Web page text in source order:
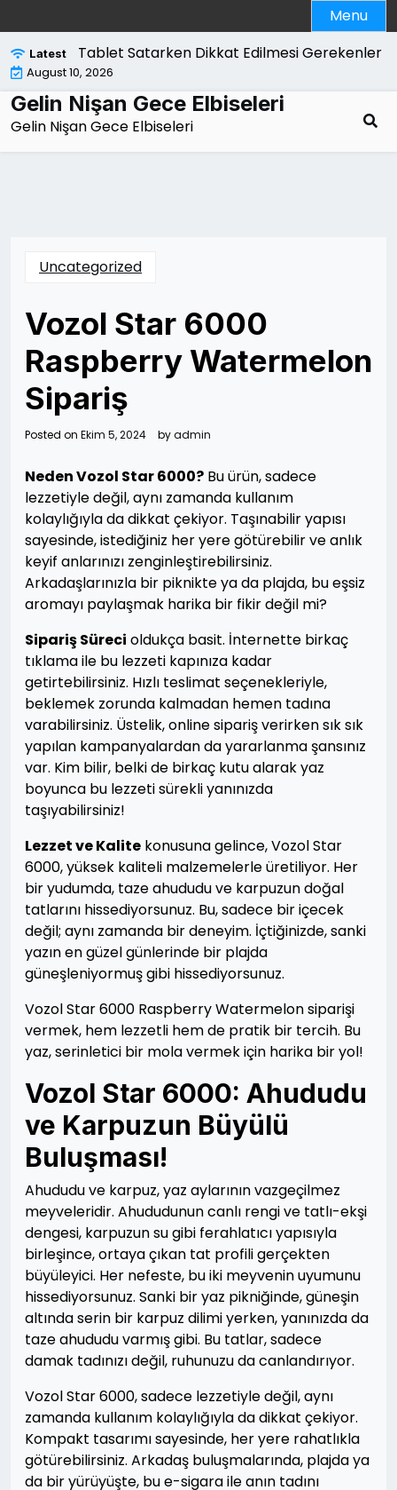
to
content
Menu
LatestTablet Satarken Dikkat Edilmesi Gerekenler |
August 10, 2026
Gelin Nişan Gece Elbiseleri
Gelin Nişan Gece Elbiseleri
Uncategorized
Vozol Star 6000
Raspberry Watermelon
Sipariş
Posted on Ekim 5, 2024 byadmin
Neden Vozol Star 6000? Bu ürün, sadece
lezzetiyle değil, aynı zamanda kullanım
kolaylığıyla da dikkat çekiyor. Taşınabilir yapısı
sayesinde, istediğiniz her yere götürebilir ve anlık
keyif anlarınızı zenginleştirebilirsiniz.
Arkadaşlarınızla bir piknikte ya da plajda, bu eşsiz
aromayı paylaşmak harika bir fikir değil mi?
Sipariş Süreci oldukça basit. İnternette birkaç
tıklama ile bu lezzeti kapınıza kadar
getirtebilirsiniz. Hızlı teslimat seçenekleriyle,
beklemek zorunda kalmadan hemen tadına
varabilirsiniz. Üstelik, online sipariş verirken sık sık
yapılan kampanyalardan da yararlanma şansınız
var. Kim bilir, belki de birkaç kutu alarak yaz
boyunca bu lezzeti sürekli yanınızda
taşıyabilirsiniz!
Lezzet ve Kalite konusuna gelince, Vozol Star
6000, yüksek kaliteli malzemelerle üretiliyor. Her
bir yudumda, taze ahududu ve karpuzun doğal
tatlarını hissediyorsunuz. Bu, sadece bir içecek
değil; aynı zamanda bir deneyim. İçtiğinizde, sanki
yazın en güzel günlerinde bir plajda
güneşleniyormuş gibi hissediyorsunuz.
Vozol Star 6000 Raspberry Watermelon siparişi
vermek, hem lezzetli hem de pratik bir tercih. Bu
yaz, serinletici bir mola vermek için harika bir yol!
Vozol Star 6000: Ahududu
ve Karpuzun Büyülü
Buluşması!
Ahududu ve karpuz, yaz aylarının vazgeçilmez
meyveleridir. Ahududunun canlı rengi ve tatlı-ekşi
dengesi, karpuzun su gibi ferahlatıcı yapısıyla
birleşince, ortaya çıkan tat profili gerçekten
büyüleyici. Her nefeste, bu iki meyvenin uyumunu
hissediyorsunuz. Sanki bir yaz pikniğinde, güneşin
altında serin bir karpuz dilimi yerken, yanınızda da
taze ahududu varmış gibi. Bu tatlar, sadece
damak tadınızı değil, ruhunuzu da canlandırıyor.
Vozol Star 6000, sadece lezzetiyle değil, aynı
zamanda kullanım kolaylığıyla da dikkat çekiyor.
Kompakt tasarımı sayesinde, her yere rahatlıkla
götürebilirsiniz. Arkadaş buluşmalarında, plajda ya
da bir yürüyüşte, bu e-sigara ile anın tadını